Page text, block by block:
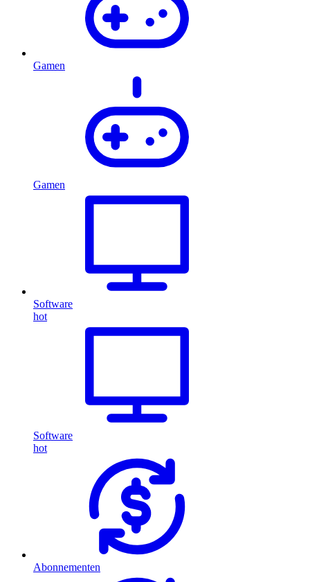
Gamen
Gamen
Software
hot
Software
hot
Abonnementen